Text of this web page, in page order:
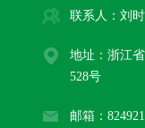
联系人：刘
地址：浙江
528号
邮箱：